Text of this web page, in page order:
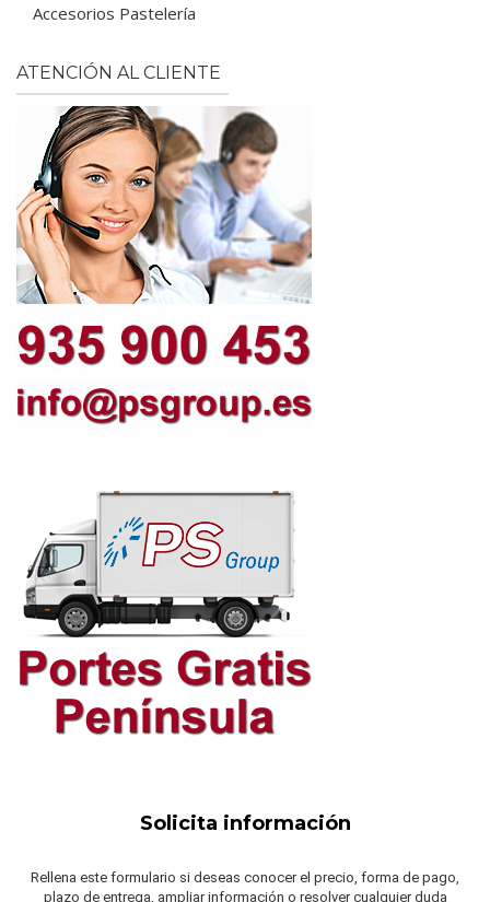
Accesorios Pastelería
ATENCIÓN AL CLIENTE
Solicita información
Rellena este formulario si deseas conocer el precio, forma de pago,
plazo de entrega, ampliar información o resolver cualquier duda